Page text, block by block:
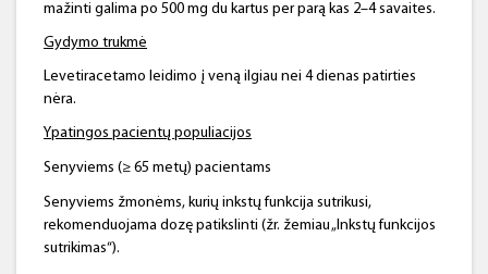
mažinti galima po 500 mg du kartus per parą kas 2–4 savaites.
Gydymo trukmė
Levetiracetamo leidimo į veną ilgiau nei 4 dienas patirties
nėra.
Ypatingos pacientų populiacijos
Senyviems (≥ 65 metų) pacientams
Senyviems žmonėms, kurių inkstų funkcija sutrikusi,
rekomenduojama dozę patikslinti (žr. žemiau „Inkstų funkcijos
sutrikimas“).